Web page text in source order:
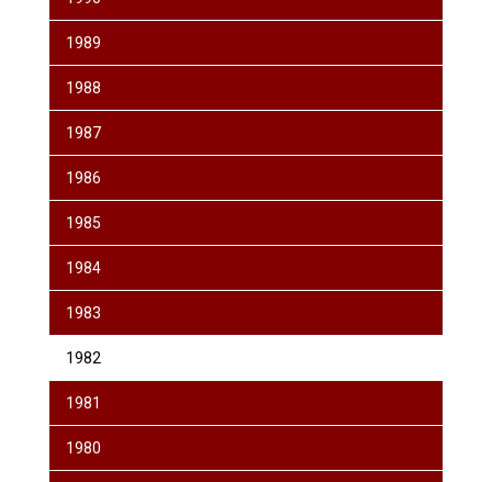
1989
1988
1987
1986
1985
1984
1983
1982
1981
1980